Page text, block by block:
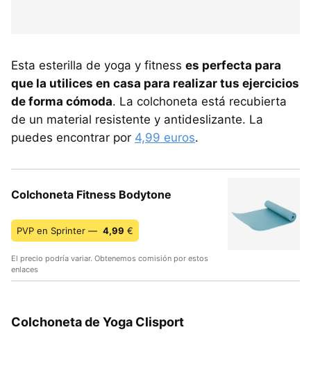
Esta esterilla de yoga y fitness es perfecta para
que la utilices en casa para realizar tus ejercicios
de forma cómoda. La colchoneta está recubierta
de un material resistente y antideslizante. La
puedes encontrar por 4,99 euros.
Colchoneta Fitness Bodytone
PVP en Sprinter — 4,99 €
El precio podría variar. Obtenemos comisión por estos
enlaces
Colchoneta de Yoga Clisport